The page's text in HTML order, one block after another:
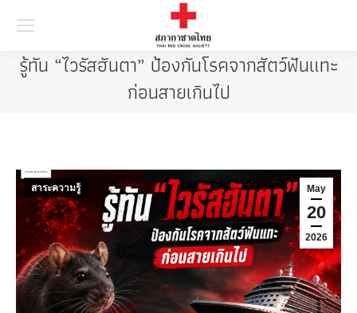
รู้ทัน “ไวรัสฮันตา” ป้องกันโรคจากสัตว์ฟันแทะ
ก่อนสายเกินไป
May
20
2026
สาระความรู้